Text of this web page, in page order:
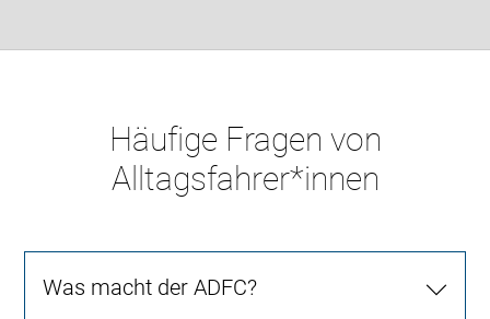
Häufige Fragen von
Alltagsfahrer*innen
Was macht der ADFC?